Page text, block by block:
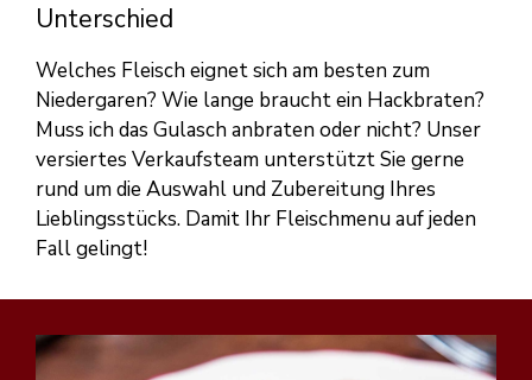
Unterschied
Welches Fleisch eignet sich am besten zum
Niedergaren? Wie lange braucht ein Hackbraten?
Muss ich das Gulasch anbraten oder nicht? Unser
versiertes Verkaufsteam unterstützt Sie gerne
rund um die Auswahl und Zubereitung Ihres
Lieblingsstücks. Damit Ihr Fleischmenu auf jeden
Fall gelingt!